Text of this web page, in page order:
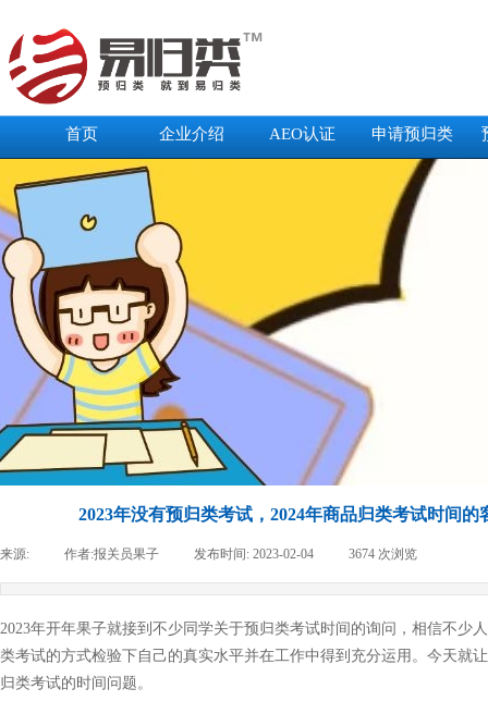
首页 企业介绍 AEO认证 申请预归类
2023年没有预归类考试，2024年商品归类考试时间的
来源: 作者:报关员果子 发布时间: 2023-02-04 3674 次浏览
2023年开年果子就接到不少同学关于预归类考试时间的询问，相信不少
类考试的方式检验下自己的真实水平并在工作中得到充分运用。今天就
归类考试的时间问题。